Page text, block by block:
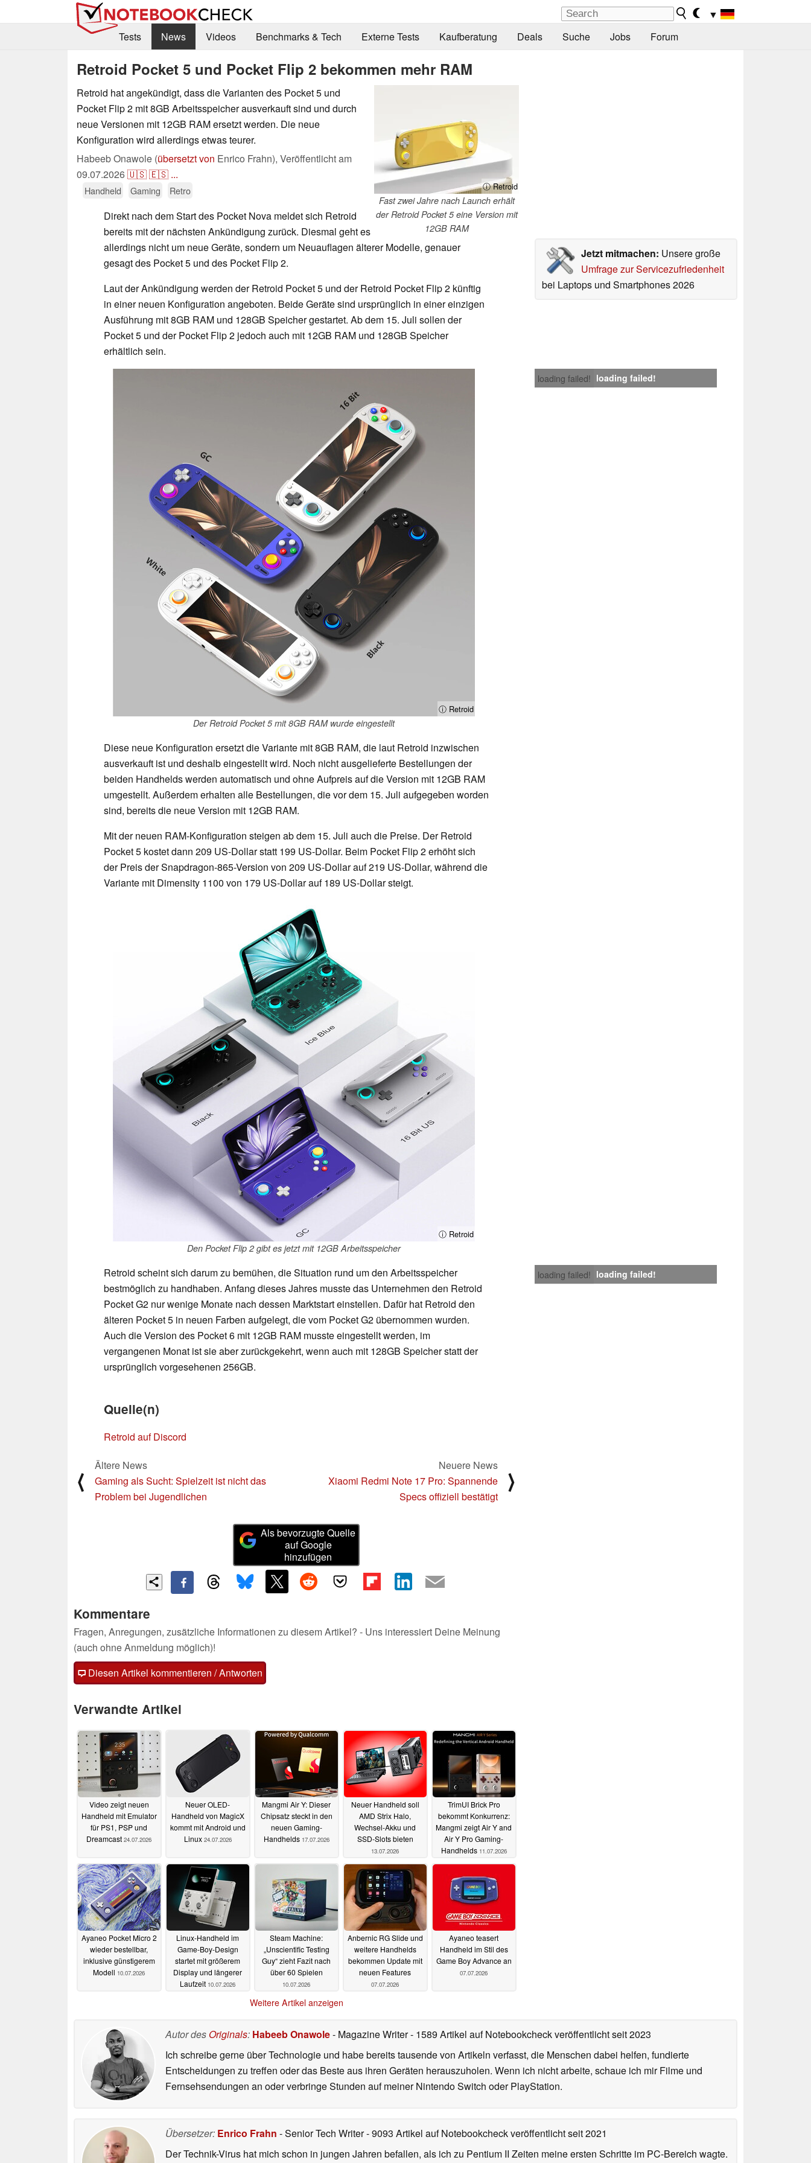
▼
Tests
News Videos Benchmarks & Tech Externe Tests Kaufberatung Deals Suche Jobs Forum
Retroid Pocket 5 und Pocket Flip 2 bekommen mehr RAM
ⓘ Retroid
Fast zwei Jahre nach Launch erhält
der Retroid Pocket 5 eine Version mit
12GB RAM
Retroid hat angekündigt, dass die Varianten des Pocket 5 und
Pocket Flip 2 mit 8GB Arbeitsspeicher ausverkauft sind und durch
neue Versionen mit 12GB RAM ersetzt werden. Die neue
Konfiguration wird allerdings etwas teurer.
Habeeb Onawole (übersetzt von Enrico Frahn), Veröffentlicht am
09.07.2026🇺🇸🇪🇸 ...
Handheld Gaming Retro
Jetzt mitmachen: Unsere große
Umfrage zur Servicezufriedenheit
bei Laptops und Smartphones 2026
Direkt nach dem Start des Pocket Nova meldet sich Retroid
bereits mit der nächsten Ankündigung zurück. Diesmal geht es
allerdings nicht um neue Geräte, sondern um Neuauflagen älterer Modelle, genauer
gesagt des Pocket 5 und des Pocket Flip 2.
Laut der Ankündigung werden der Retroid Pocket 5 und der Retroid Pocket Flip 2 künftig
in einer neuen Konfiguration angeboten. Beide Geräte sind ursprünglich in einer einzigen
Ausführung mit 8GB RAM und 128GB Speicher gestartet. Ab dem 15. Juli sollen der
Pocket 5 und der Pocket Flip 2 jedoch auch mit 12GB RAM und 128GB Speicher
erhältlich sein.
loading failed! loading failed!
ⓘ Retroid
Der Retroid Pocket 5 mit 8GB RAM wurde eingestellt
Diese neue Konfiguration ersetzt die Variante mit 8GB RAM, die laut Retroid inzwischen
ausverkauft ist und deshalb eingestellt wird. Noch nicht ausgelieferte Bestellungen der
beiden Handhelds werden automatisch und ohne Aufpreis auf die Version mit 12GB RAM
umgestellt. Außerdem erhalten alle Bestellungen, die vor dem 15. Juli aufgegeben worden
sind, bereits die neue Version mit 12GB RAM.
Mit der neuen RAM-Konfiguration steigen ab dem 15. Juli auch die Preise. Der Retroid
Pocket 5 kostet dann 209 US-Dollar statt 199 US-Dollar. Beim Pocket Flip 2 erhöht sich
der Preis der Snapdragon-865-Version von 209 US-Dollar auf 219 US-Dollar, während die
Variante mit Dimensity 1100 von 179 US-Dollar auf 189 US-Dollar steigt.
ⓘ Retroid
Den Pocket Flip 2 gibt es jetzt mit 12GB Arbeitsspeicher
loading failed! loading failed!
Retroid scheint sich darum zu bemühen, die Situation rund um den Arbeitsspeicher
bestmöglich zu handhaben. Anfang dieses Jahres musste das Unternehmen den Retroid
Pocket G2 nur wenige Monate nach dessen Marktstart einstellen. Dafür hat Retroid den
älteren Pocket 5 in neuen Farben aufgelegt, die vom Pocket G2 übernommen wurden.
Auch die Version des Pocket 6 mit 12GB RAM musste eingestellt werden, im
vergangenen Monat ist sie aber zurückgekehrt, wenn auch mit 128GB Speicher statt der
ursprünglich vorgesehenen 256GB.
Quelle(n)
Retroid auf Discord
⟨
Ältere News
Gaming als Sucht: Spielzeit ist nicht das
Problem bei Jugendlichen
Neuere News
Xiaomi Redmi Note 17 Pro: Spannende
Specs offiziell bestätigt
⟩
Als bevorzugte Quelle
auf Google
hinzufügen
Kommentare
Fragen, Anregungen, zusätzliche Informationen zu diesem Artikel? - Uns interessiert Deine Meinung
(auch ohne Anmeldung möglich)!
Diesen Artikel kommentieren / Antworten
Verwandte Artikel
Video zeigt neuen
Handheld mit Emulator
für PS1, PSP und
Dreamcast 24.07.2026
Neuer OLED-
Handheld von MagicX
kommt mit Android und
Linux 24.07.2026
Mangmi Air Y: Dieser
Chipsatz steckt in den
neuen Gaming-
Handhelds 17.07.2026
Neuer Handheld soll
AMD Strix Halo,
Wechsel-Akku und
SSD-Slots bieten
13.07.2026
TrimUI Brick Pro
bekommt Konkurrenz:
Mangmi zeigt Air Y and
Air Y Pro Gaming-
Handhelds 11.07.2026
Ayaneo Pocket Micro 2
wieder bestellbar,
inklusive günstigerem
Modell 10.07.2026
Linux-Handheld im
Game-Boy-Design
startet mit größerem
Display und längerer
Laufzeit 10.07.2026
Steam Machine:
„Unscientific Testing
Guy“ zieht Fazit nach
über 60 Spielen
10.07.2026
Anbernic RG Slide und
weitere Handhelds
bekommen Update mit
neuen Features
07.07.2026
Ayaneo teasert
Handheld im Stil des
Game Boy Advance an
07.07.2026
Weitere Artikel anzeigen
Autor des Originals: Habeeb Onawole- Magazine Writer- 1589 Artikel auf Notebookcheck veröffentlichtseit 2023
Ich schreibe gerne über Technologie und habe bereits tausende von Artikeln verfasst, die Menschen dabei helfen, fundierte
Entscheidungen zu treffen oder das Beste aus ihren Geräten herauszuholen. Wenn ich nicht arbeite, schaue ich mir Filme und
Fernsehsendungen an oder verbringe Stunden auf meiner Nintendo Switch oder PlayStation.
Übersetzer: Enrico Frahn - Senior Tech Writer- 9093 Artikel auf Notebookcheck veröffentlichtseit 2021
Der Technik-Virus hat mich schon in jungen Jahren befallen, als ich zu Pentium II Zeiten meine ersten Schritte im PC-Bereich wagte.